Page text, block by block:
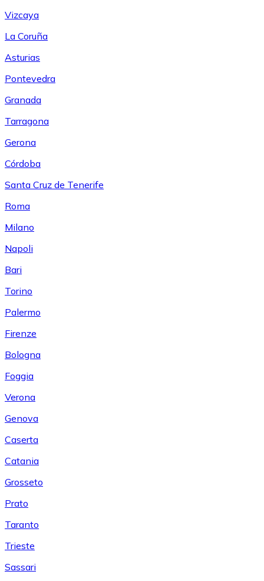
Vizcaya
La Coruña
Asturias
Pontevedra
Granada
Tarragona
Gerona
Córdoba
Santa Cruz de Tenerife
Roma
Milano
Napoli
Bari
Torino
Palermo
Firenze
Bologna
Foggia
Verona
Genova
Caserta
Catania
Grosseto
Prato
Taranto
Trieste
Sassari